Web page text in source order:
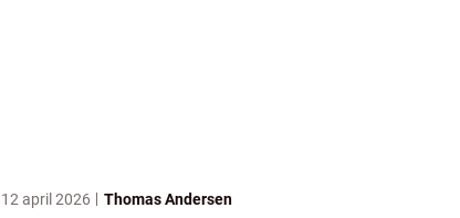
12 april 2026 Thomas Andersen